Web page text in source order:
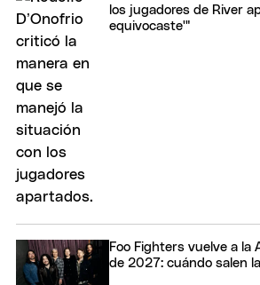
los jugadores de River
equivocaste'"
Foo Fighters vuelve a la
de 2027: cuándo salen